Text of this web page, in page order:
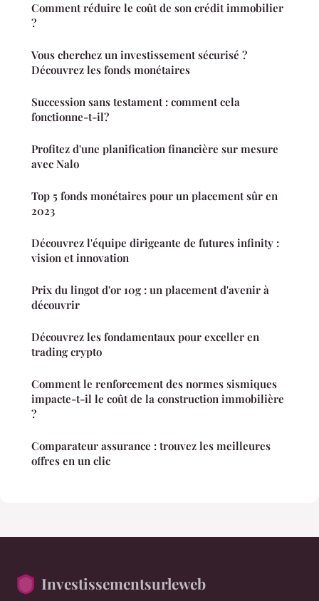
Comment réduire le coût de son crédit immobilier
?
Vous cherchez un investissement sécurisé ?
Découvrez les fonds monétaires
Succession sans testament : comment cela
fonctionne-t-il?
Profitez d'une planification financière sur mesure
avec Nalo
Top 5 fonds monétaires pour un placement sûr en
2023
Découvrez l'équipe dirigeante de futures infinity :
vision et innovation
Prix du lingot d'or 10g : un placement d'avenir à
découvrir
Découvrez les fondamentaux pour exceller en
trading crypto
Comment le renforcement des normes sismiques
impacte-t-il le coût de la construction immobilière
?
Comparateur assurance : trouvez les meilleures
offres en un clic
Investissementsurleweb